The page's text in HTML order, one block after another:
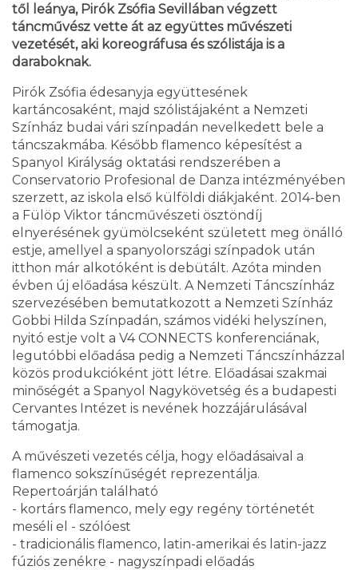
től leánya, Pirók Zsófia Sevillában végzett
táncművész vette át az együttes művészeti
vezetését, aki koreográfusa és szólistája is a
daraboknak.
Pirók Zsófia édesanyja együttesének
kartáncosaként, majd szólistájaként a Nemzeti
Színház budai vári színpadán nevelkedett bele a
táncszakmába. Később flamenco képesítést a
Spanyol Királyság oktatási rendszerében a
Conservatorio Profesional de Danza intézményében
szerzett, az iskola első külföldi diákjaként. 2014-ben
a Fülöp Viktor táncművészeti ösztöndíj
elnyerésének gyümölcseként született meg önálló
estje, amellyel a spanyolországi színpadok után
itthon már alkotóként is debütált. Azóta minden
évben új előadása készült. A Nemzeti Táncszínház
szervezésében bemutatkozott a Nemzeti Színház
Gobbi Hilda Színpadán, számos vidéki helyszínen,
nyitó estje volt a V4 CONNECTS konferenciának,
legutóbbi előadása pedig a Nemzeti Táncszínházzal
közös produkcióként jött létre. Előadásai szakmai
minőségét a Spanyol Nagykövetség és a budapesti
Cervantes Intézet is nevének hozzájárulásával
támogatja.
A művészeti vezetés célja, hogy előadásaival a
flamenco sokszínűségét reprezentálja.
Repertoárján található
- kortárs flamenco, mely egy regény történetét
meséli el - szólóest
- tradicionális flamenco, latin-amerikai és latin-jazz
fúziós zenékre - nagyszínpadi előadás